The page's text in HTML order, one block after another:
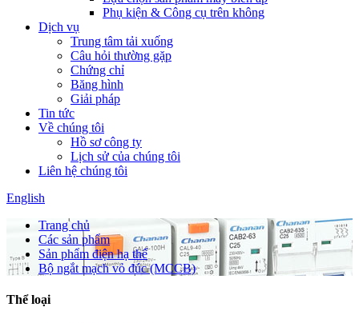
Phụ kiện & Công cụ trên không
Dịch vụ
Trung tâm tải xuống
Câu hỏi thường gặp
Chứng chỉ
Băng hình
Giải pháp
Tin tức
Về chúng tôi
Hồ sơ công ty
Lịch sử của chúng tôi
Liên hệ chúng tôi
English
Trang chủ
Các sản phẩm
Sản phẩm điện hạ thế
Bộ ngắt mạch vỏ đúc (MCCB)
Thể loại